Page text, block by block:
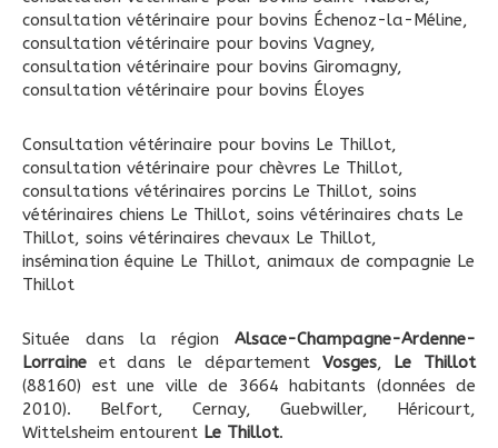
consultation vétérinaire pour bovins Échenoz-la-Méline,
consultation vétérinaire pour bovins Vagney,
consultation vétérinaire pour bovins Giromagny,
consultation vétérinaire pour bovins Éloyes
Consultation vétérinaire pour bovins Le Thillot,
consultation vétérinaire pour chèvres Le Thillot,
consultations vétérinaires porcins Le Thillot, soins
vétérinaires chiens Le Thillot, soins vétérinaires chats Le
Thillot, soins vétérinaires chevaux Le Thillot,
insémination équine Le Thillot, animaux de compagnie Le
Thillot
Située dans la région Alsace-Champagne-Ardenne-
Lorraine et dans le département Vosges, Le Thillot
(88160) est une ville de 3664 habitants (données de
2010). Belfort, Cernay, Guebwiller, Héricourt,
Wittelsheim entourent Le Thillot.